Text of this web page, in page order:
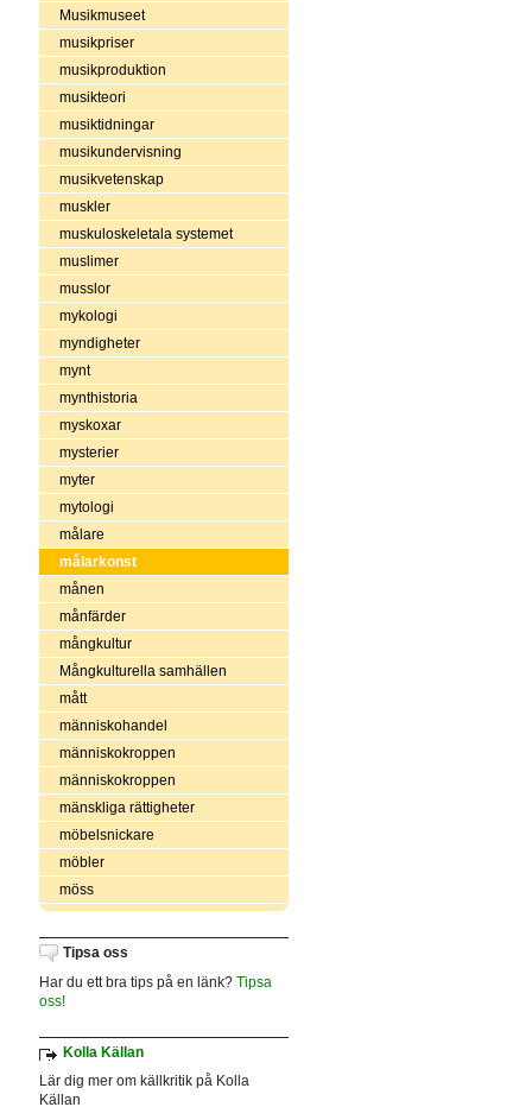
Musikmuseet
musikpriser
musikproduktion
musikteori
musiktidningar
musikundervisning
musikvetenskap
muskler
muskuloskeletala systemet
muslimer
musslor
mykologi
myndigheter
mynt
mynthistoria
myskoxar
mysterier
myter
mytologi
målare
målarkonst
månen
månfärder
mångkultur
Mångkulturella samhällen
mått
människohandel
människokroppen
människokroppen
mänskliga rättigheter
möbelsnickare
möbler
möss
Tipsa oss
Har du ett bra tips på en länk? Tipsa
oss!
Kolla Källan
Lär dig mer om källkritik på Kolla
Källan